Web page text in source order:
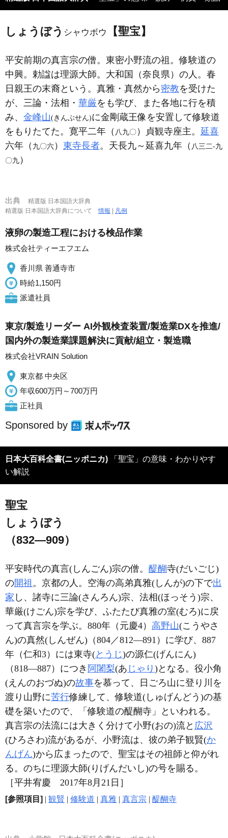
しょうぼう シャウボウ 【聖宝】
平安前期の真言宗の僧。東密小野流の祖。修験道の
中興。勅諡は理源大師。大和国（奈良県）の人。春
日親王の末裔という。真雅・真然から 密教を受けた
が、三論・法相・ 華厳をも学び、また各地に行を積
み、 金峰山(きんぶせん)に金剛蔵王像を安置して修験道
をもりたてた。寛平二年（ 八九〇）貞観寺座主。 延喜
六年（ 九〇六） 東寺長者。天長九～延喜九年（ 八三二‐九
〇九）
出典
精選版 日本国語大辞典
精選版 日本国語大辞典について情報 凡例
液卵の製造工程における検品作業
株式会社ティーエフエム
香川県 善通寺市
時給1,150円
派遣社員
東京/製造リーダー AI外観検査装置/製造業DXを推進/
国内外の製造業課題解決に貢献/組立・製造職
株式会社VRAIN Solution
東京都 中央区
年収600万円～700万円
正社員
Sponsored by
日本大百科全書(ニッポニカ)
い解説
聖宝
しょうぼう
（832―909）
平安時代の真言(しんごん)宗の僧。 醍醐寺(だいごじ)
の開祖 。京都の人。空海の高弟真雅(しんが)の下で出
家 し、諸寺に三論(さんろん)宗、法相(ほっそう)宗、
華厳(けごん)宗を学び、ふたたび真雅の室(むろ)に戻
って真言宗を学ぶ。880年（元慶4） 高野山(こうやさ
ん)の真然(しんぜん)（804／812―891）に学び、887
年（仁和3）には東寺(とうじ)の源仁(げんにん)
（818―887）につき 阿闍梨(あ じゃり )となる。役小角
(えんのおづぬ)の故事を慕って、日ごろ山に登り川を
渡り山野に苦行修練して、修験道(しゅげんどう)の基
礎を築いたので、「修験道の醍醐寺」といわれる。
真言宗の法流には大きく分けて小野(おの)流と 広沢
(ひろさわ)流があるが、小野流は、彼の弟子観賢(か
んげん)から広まったので、聖宝はその祖師と仰がれ
る。のちに理源大師(りげんだいし)の号を賜る。
［平井宥慶 2017年8月21日］
[参照項目] | 観賢 | 修験道 | 真雅 | 真言宗 | 醍醐寺